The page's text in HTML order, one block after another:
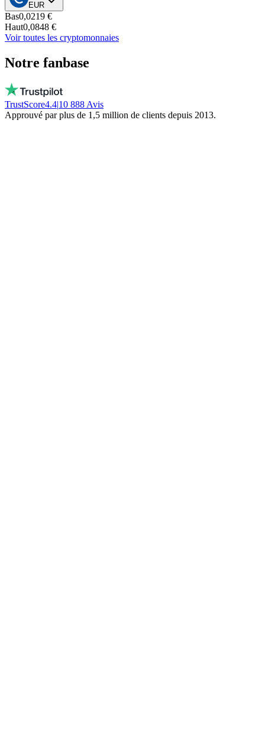
EUR
Bas0,0219 €
Haut0,0848 €
Voir toutes les cryptomonnaies
Notre fanbase
TrustScore4.4|10 888 Avis
Approuvé par plus de 1,5 million de clients depuis 2013.